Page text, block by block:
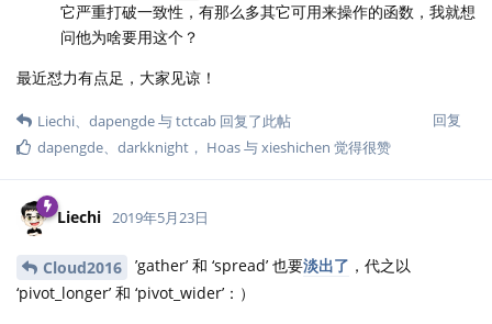
它严重打破一致性，有那么多其它可用来操作的函数，我就想
问他为啥要用这个？
最近怼力有点足，大家见谅！
回复
Liechi、 dapengde与tctcab 回复了此帖
dapengde、 darkknight ， Hoas与xieshichen 觉得很赞
Liechi 2019年5月23日
Cloud2016 ’gather’ 和 ‘spread’ 也要淡出了 ，代之以
‘pivot_longer’ 和 ‘pivot_wider’：）